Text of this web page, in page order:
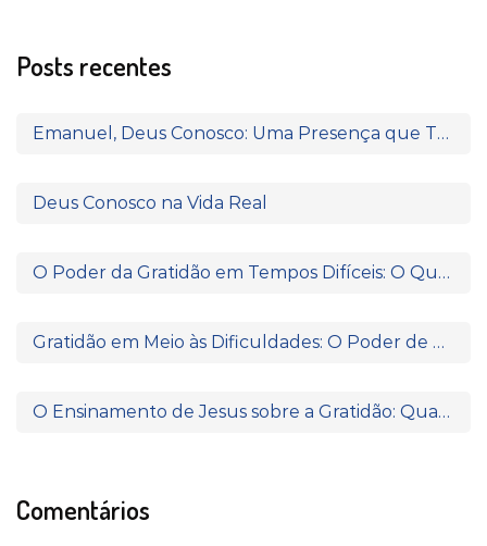
Posts recentes
Emanuel, Deus Conosco: Uma Presença que Transforma
Deus Conosco na Vida Real
O Poder da Gratidão em Tempos Difíceis: O Que Paulo e Silas Nos Ensinam
Gratidão em Meio às Dificuldades: O Poder de Agradecer Quando Nada Parece Fazer Sentido
O Ensinamento de Jesus sobre a Gratidão: Quando o Coração Reconhece a Fonte da Bênção
Comentários